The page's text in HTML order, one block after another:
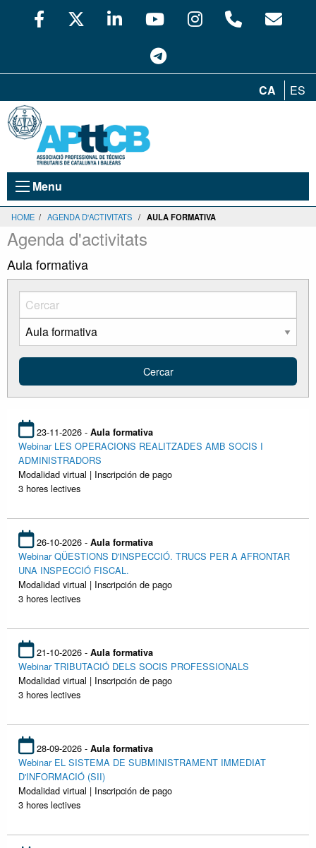
CA ES
Menu
HOME / AGENDA D'ACTIVITATS / AULA FORMATIVA
Agenda d'activitats
Aula formativa
23-11-2026 - Aula formativa
Webinar LES OPERACIONS REALITZADES AMB SOCIS I
ADMINISTRADORS
Modalidad virtual | Inscripción de pago
3 hores lectives
26-10-2026 - Aula formativa
Webinar QÜESTIONS D'INSPECCIÓ. TRUCS PER A AFRONTAR
UNA INSPECCIÓ FISCAL.
Modalidad virtual | Inscripción de pago
3 hores lectives
21-10-2026 - Aula formativa
Webinar TRIBUTACIÓ DELS SOCIS PROFESSIONALS
Modalidad virtual | Inscripción de pago
3 hores lectives
28-09-2026 - Aula formativa
Webinar EL SISTEMA DE SUBMINISTRAMENT IMMEDIAT
D'INFORMACIÓ (SII)
Modalidad virtual | Inscripción de pago
3 hores lectives